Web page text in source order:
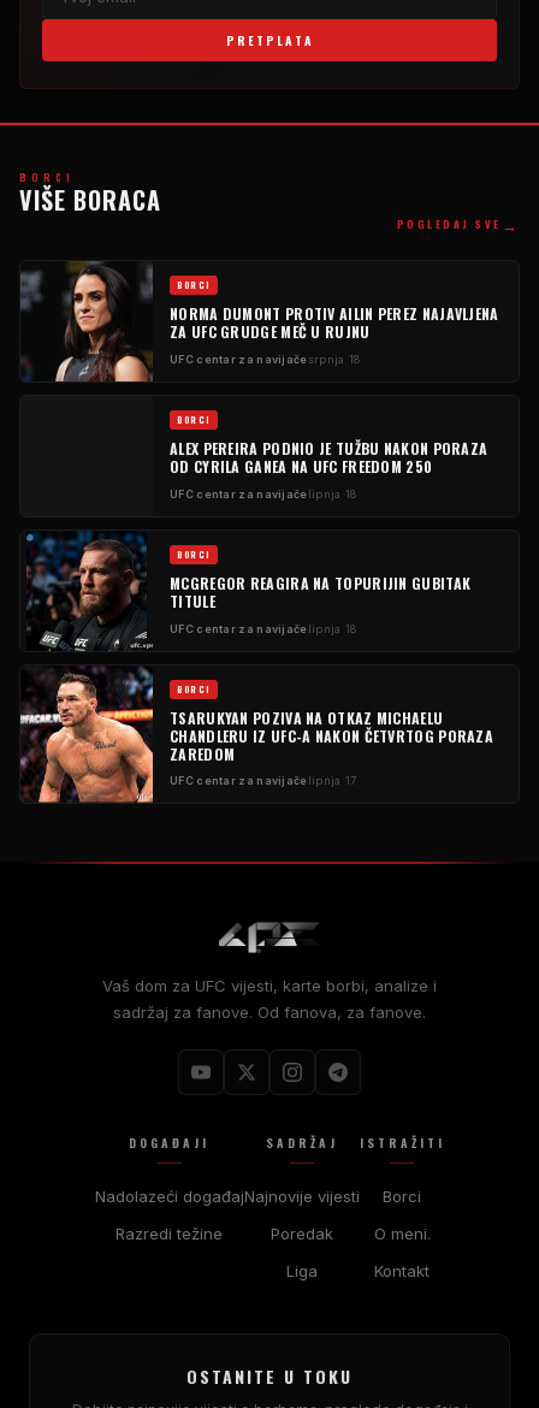
PRETPLATA
BORCI
VIŠE BORACA
POGLEDAJ SVE →
BORCI
NORMA DUMONT PROTIV AILIN PEREZ NAJAVLJENA
ZA UFC GRUDGE MEČ U RUJNU
UFC centar za navijačesrpnja 18
BORCI
ALEX PEREIRA PODNIO JE TUŽBU NAKON PORAZA
OD CYRILA GANEA NA UFC FREEDOM 250
UFC centar za navijačelipnja 18
BORCI
MCGREGOR REAGIRA NA TOPURIJIN GUBITAK
TITULE
UFC centar za navijačelipnja 18
BORCI
TSARUKYAN POZIVA NA OTKAZ MICHAELU
CHANDLERU IZ UFC-A NAKON ČETVRTOG PORAZA
ZAREDOM
UFC centar za navijačelipnja 17
Vaš dom za UFC vijesti, karte borbi, analize i
sadržaj za fanove. Od fanova, za fanove.
DOGAĐAJI
Nadolazeći događaj
Razredi težine
SADRŽAJ
Najnovije vijesti
Poredak
Liga
ISTRAŽITI
Borci
O meni.
Kontakt
OSTANITE U TOKU